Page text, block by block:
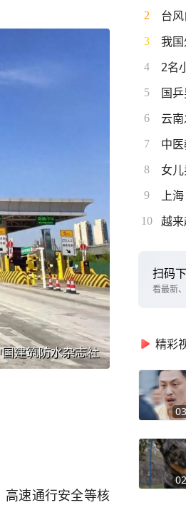
速通行安全等核
2 台
3 我
4 2名
5 国
6 云
7 中
8 女
9 上
10 越
扫码
看最新
精彩